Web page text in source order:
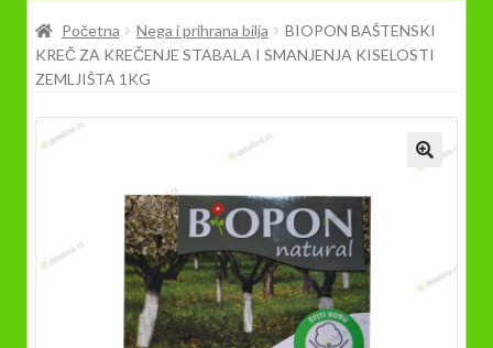
Prodavnica
Početna Nega i prihrana bilja
BIOPON BAŠTENSKI
KREČ ZA KREČENJE STABALA I SMANJENJA KISELOSTI
ZEMLJIŠTA 1KG